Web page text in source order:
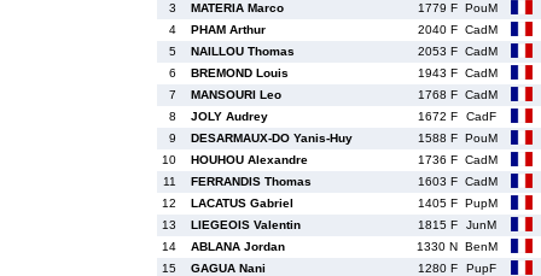
3
MATERIA Marco 1779 F PouM
4
PHAM Arthur 2040 F CadM
5
NAILLOU Thomas 2053 F CadM
6
BREMOND Louis 1943 F CadM
7
MANSOURI Leo 1768 F CadM
8
JOLY Audrey 1672 F
CadF
9
DESARMAUX-DO Yanis-Huy 1588 F PouM
10
HOUHOU Alexandre 1736 F CadM
11
FERRANDIS Thomas 1603 F CadM
12
LACATUS Gabriel 1405 F PupM
13
LIEGEOIS Valentin 1815 F
JunM
14
ABLANA Jordan 1330 N BenM
15
GAGUA Nani 1280 F
PupF